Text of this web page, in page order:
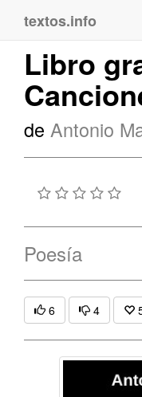
textos.info
Libro
de Antonio
Poesía
6 4